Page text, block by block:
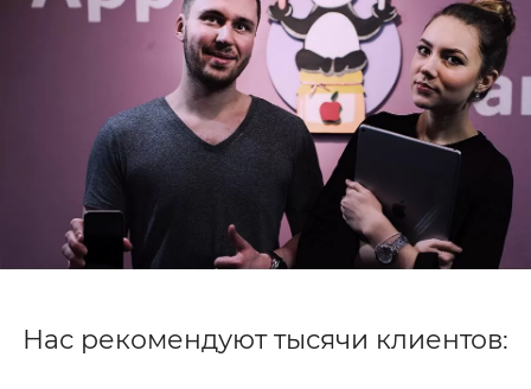
существенно увеличит общую стоимость ремонта.
Лучше приходите в AppleJam, и через 15-30 минут
будет как новенький. А если вы не
можете приехать в сервис-центр, наш мастер
выедет для ремонта по любому адресу в Минске.
Нас рекомендуют тысячи клиентов: